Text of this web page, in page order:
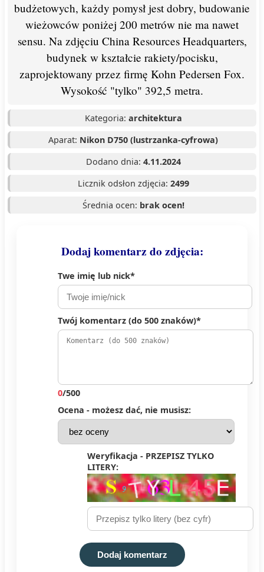
budżetowych, każdy pomysł jest dobry, budowanie
wieżowców poniżej 200 metrów nie ma nawet
sensu. Na zdjęciu China Resources Headquarters,
budynek w kształcie rakiety/pocisku,
zaprojektowany przez firmę Kohn Pedersen Fox.
Wysokość "tylko" 392,5 metra.
Kategoria: architektura
Aparat: Nikon D750 (lustrzanka-cyfrowa)
Dodano dnia: 4.11.2024
Licznik odsłon zdjęcia: 2499
Średnia ocen: brak ocen!
Dodaj komentarz do zdjęcia:
Twe imię lub nick*
Twój komentarz (do 500 znaków)*
0/500
Ocena - możesz dać, nie musisz:
Weryfikacja - PRZEPISZ TYLKO
LITERY:
Dodaj komentarz